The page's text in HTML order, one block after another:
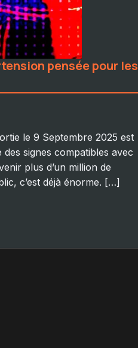
pensée pour les
le 9 Septembre 2025 est
signes compatibles avec
plus d’un million de
c’est déjà énorme. […]